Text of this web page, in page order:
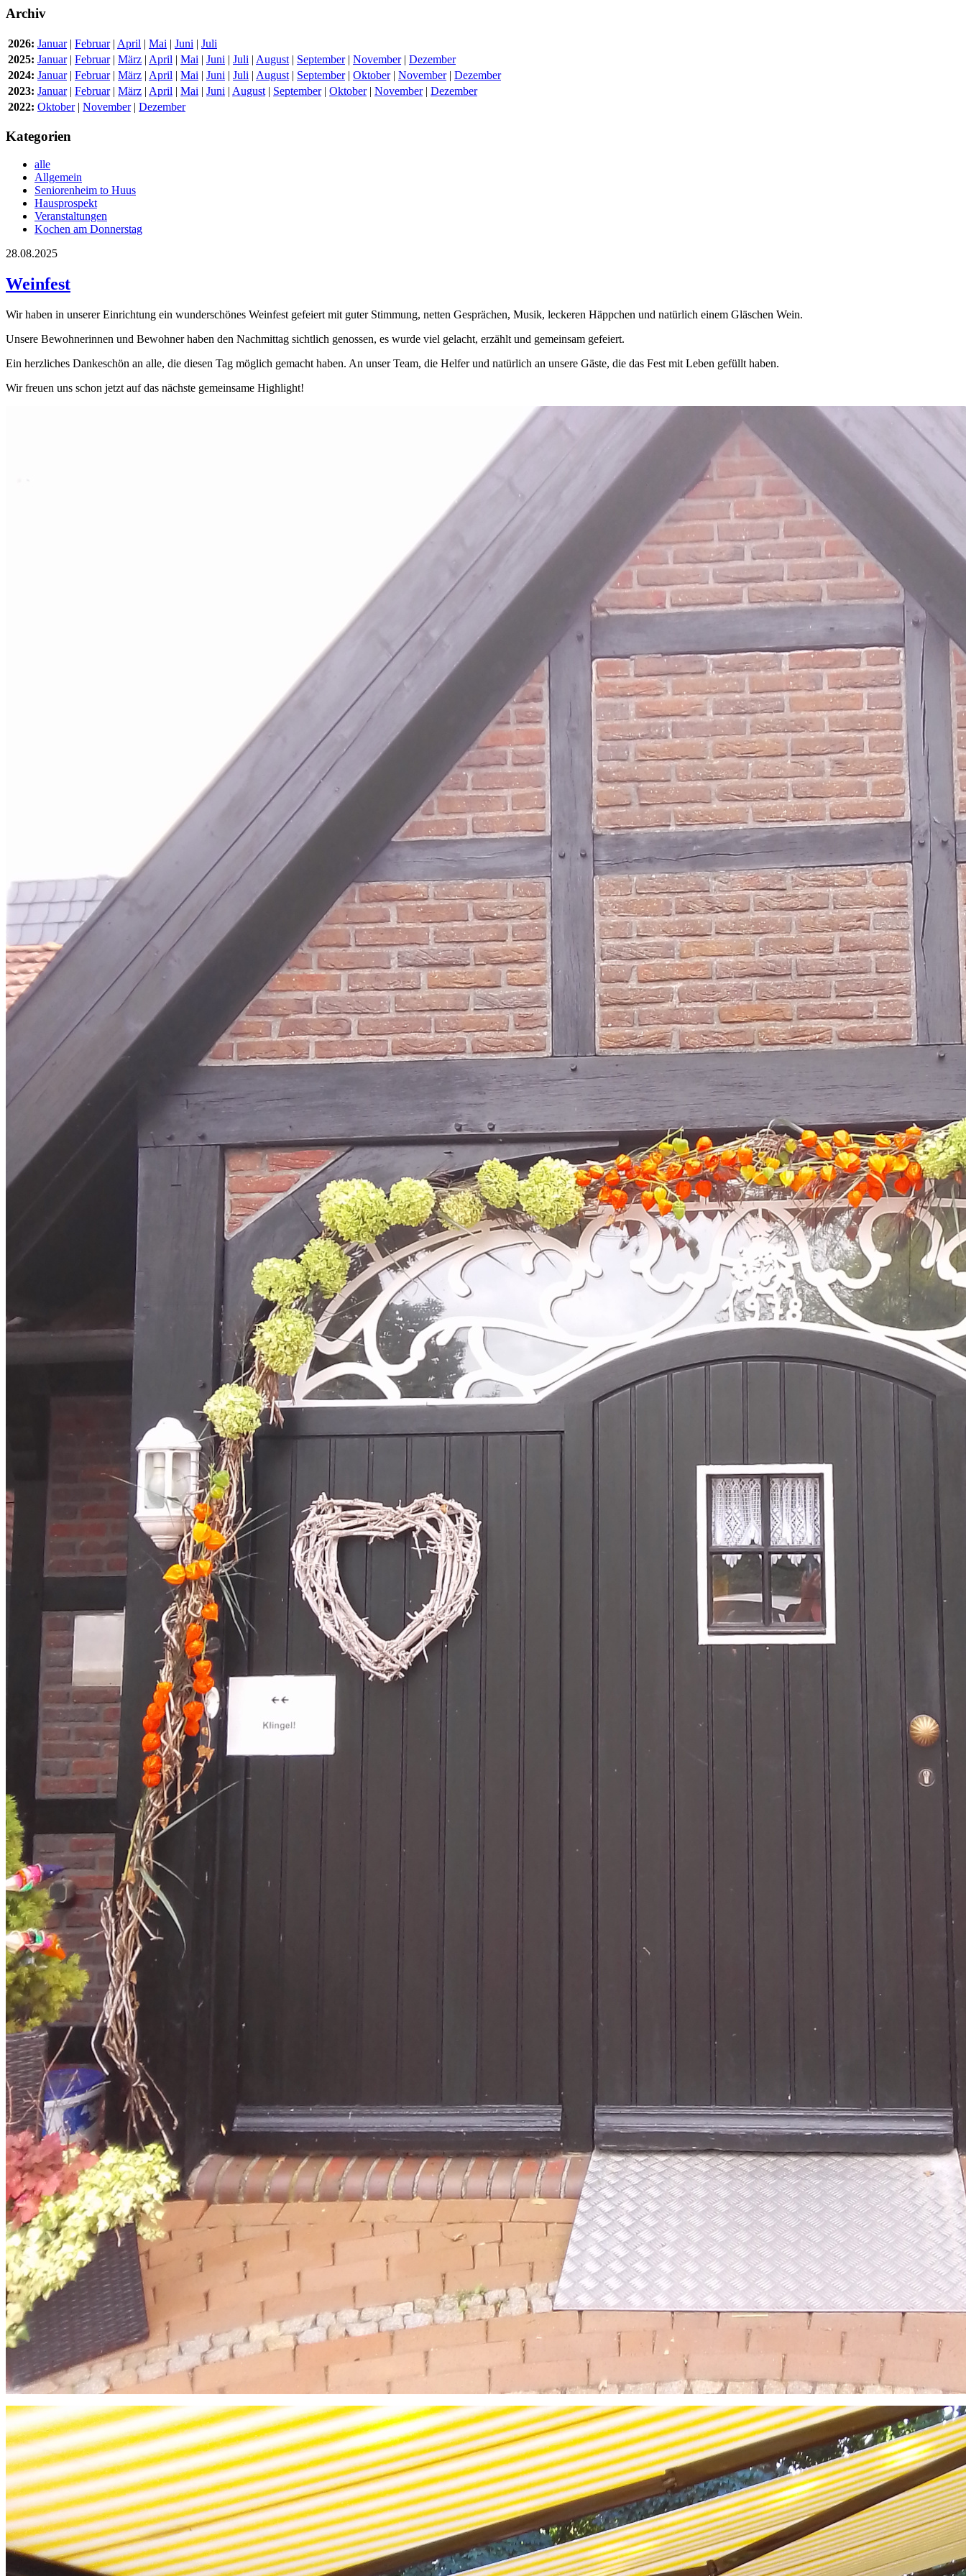
Archiv
2026: Januar| Februar| April | Mai | Juni | Juli
2025: Januar| Februar| März | April | Mai | Juni | Juli | August | September| November| Dezember
2024: Januar| Februar| März | April | Mai | Juni | Juli | August | September| Oktober| November| Dezember
2023: Januar| Februar| März | April | Mai | Juni | August | September| Oktober| November| Dezember
2022: Oktober| November| Dezember
Kategorien
alle
Allgemein
Seniorenheim to Huus
Hausprospekt
Veranstaltungen
Kochen am Donnerstag
28.08.2025
Weinfest
Wir haben in unserer Einrichtung ein wunderschönes Weinfest gefeiert mit guter Stimmung, netten Gesprächen, Musik, leckeren Häppchen und natürlich einem Gläschen Wein.
Unsere Bewohnerinnen und Bewohner haben den Nachmittag sichtlich genossen, es wurde viel gelacht, erzählt und gemeinsam gefeiert.
Ein herzliches Dankeschön an alle, die diesen Tag möglich gemacht haben. An unser Team, die Helfer und natürlich an unsere Gäste, die das Fest mit Leben gefüllt haben.
Wir freuen uns schon jetzt auf das nächste gemeinsame Highlight!